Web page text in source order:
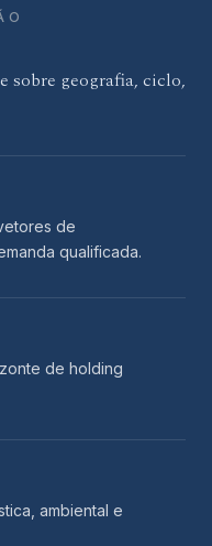
sobre geografia, ciclo,
de
qualificada.
de holding
ambiental e